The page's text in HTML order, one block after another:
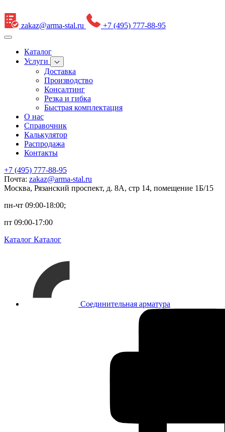
zakaz@arma-stal.ru +7 (495) 777-88-95
Каталог
Услуги
Доставка
Производство
Консалтинг
Резка и гибка
Быстрая комплектация
О нас
Справочник
Калькулятор
Распродажа
Контакты
+7 (495) 777-88-95
Почта: zakaz@arma-stal.ru
Москва, Рязанский проспект, д. 8А, стр 14, помещение 1Б/15
пн-чт 09:00-18:00;
пт 09:00-17:00
Каталог Каталог
Соединительная арматура